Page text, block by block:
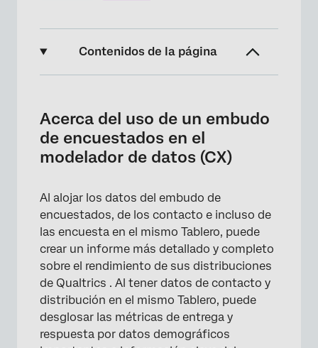
Contenidos de la página
Paso 1: Habilitación de los datos del embudo
de encuestados
Paso 3: Determine la estructura de su modelo
de datos
Paso 4: Creación de un conjunto de datos
del Tablero con datos de Contacto
Paso 4: Creación de métricas de embudo
personalizadas
Paso 5: Creación de un Tablero
Acerca del uso de un embudo
de encuestados en el
modelador de datos (CX)
Al alojar los datos del embudo de
encuestados, de los contacto e incluso de
las encuesta en el mismo Tablero, puede
crear un informe más detallado y completo
sobre el rendimiento de sus distribuciones
de Qualtrics . Al tener datos de contacto y
distribución en el mismo Tablero, puede
desglosar las métricas de entrega y
respuesta por datos demográficos